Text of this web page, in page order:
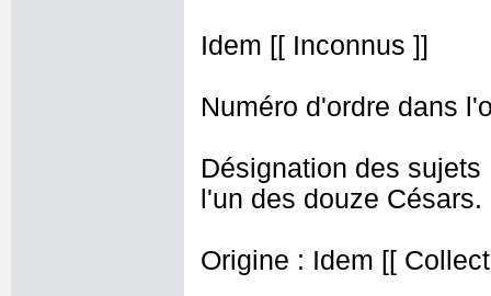
Idem [[ Inconnus ]]
Numéro d'ordre dans
Désignation des
l'un des douze Césars.
Origine : Idem [[